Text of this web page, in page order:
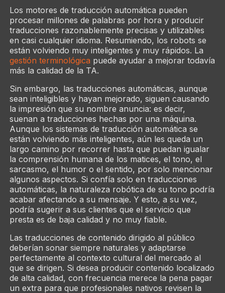
Los motores de traducción automática pueden
procesar millones de palabras por hora y producir
traducciones razonablemente precisas y utilizables
en casi cualquier idioma. Resumiendo, los robots se
están volviendo muy inteligentes y muy rápidos. La
gestión terminológica puede ayudar a mejorar todavía
más la calidad de la TA.
Sin embargo, las traducciones automáticas, aunque
sean inteligibles y hayan mejorado, siguen causando
la impresión que su nombre anuncia: es decir,
suenan a traducciones hechas por una máquina.
Aunque los sistemas de traducción automática se
están volviendo más inteligentes, aún les queda un
largo camino por recorrer hasta que puedan igualar
la comprensión humana de los matices, el tono, el
sarcasmo, el humor o el sentido, por solo mencionar
algunos aspectos. Si confía solo en traducciones
automáticas, la naturaleza robótica de su tono podría
acabar afectando a su mensaje. Y esto, a su vez,
podría sugerir a sus clientes que el servicio que
presta es de baja calidad y no muy fiable.
Las traducciones de contenido dirigido al público
deberían sonar siempre naturales y adaptarse
perfectamente al contexto cultural del mercado al
que se dirigen. Si desea producir contenido localizado
de alta calidad, con frecuencia merece la pena pagar
un extra para que profesionales nativos revisen la